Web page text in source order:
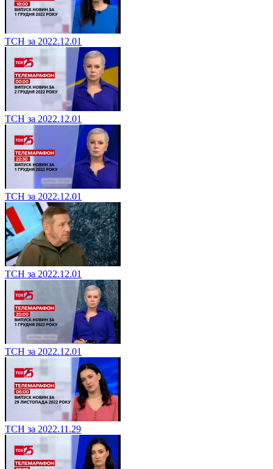
ТСН за 2022.12.01
ТСН за 2022.12.01
ТСН за 2022.12.01
ТСН за 2022.12.01
ТСН за 2022.12.01
ТСН за 2022.11.29